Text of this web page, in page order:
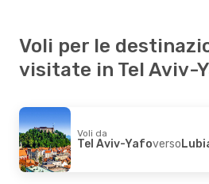
Voli per le
visitate in Tel Aviv-
Voli da
Tel Aviv-Yafoverso